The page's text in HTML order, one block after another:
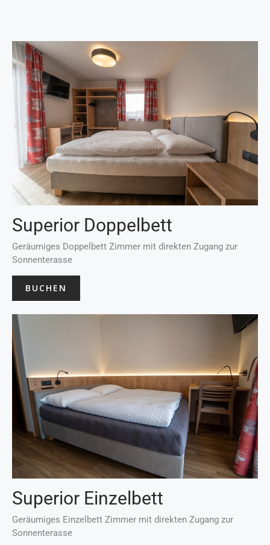
Superior Doppelbett
Geräumiges Doppelbett Zimmer mit direkten Zugang zur
Sonnenterasse
BUCHEN
Superior Einzelbett
Geräumiges Einzelbett Zimmer mit direkten Zugang zur
Sonnenterasse